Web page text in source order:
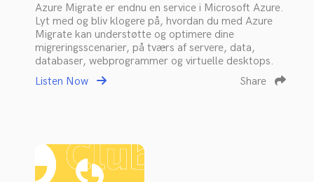
Azure Migrate er endnu en service i Microsoft Azure.
Lyt med og bliv klogere på, hvordan du med Azure
Migrate kan understøtte og optimere dine
migreringsscenarier, på tværs af servere, data,
databaser, webprogrammer og virtuelle desktops.
Listen Now
Share